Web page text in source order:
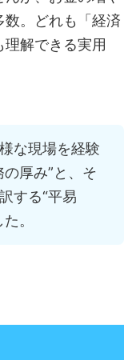
数。どれも「経済
解できる実用
な現場を経験
の厚み”と、そ
する“平易
。